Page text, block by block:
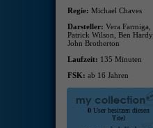
Regie: Michael Chaves
Darsteller: Vera Farmiga,
Patrick Wilson, Ben Hardy,
John Brotherton
Laufzeit: 135 Minuten
FSK: ab 16 Jahren
0User besitzen diesen
Titel